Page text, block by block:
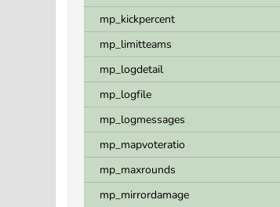
mp_kickpercent
mp_limitteams
mp_logdetail
mp_logfile
mp_logmessages
mp_mapvoteratio
mp_maxrounds
mp_mirrordamage